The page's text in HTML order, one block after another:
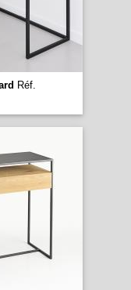
Réf.